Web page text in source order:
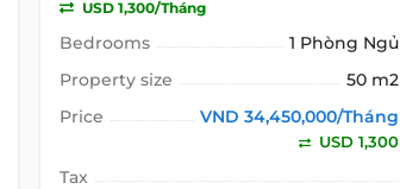
USD 1,300/Tháng
Bedrooms
1 Phòng Ngủ
Property size
50 m2
Price
VND 34,450,000/Tháng
USD 1,300
Tax